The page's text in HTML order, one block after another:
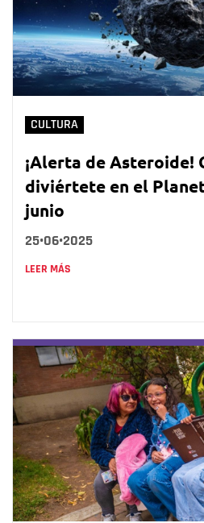
CULTURA
¡Alerta de Asteroide!
diviértete en el
junio
25•06•2025
LEER MÁS